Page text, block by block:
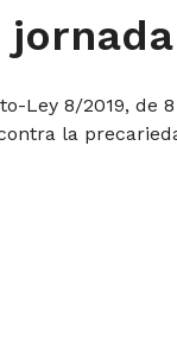
Ley 8/2019, de
la